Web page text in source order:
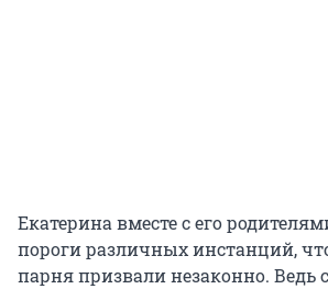
Екатерина вместе с его
пороги различных инстанций,
парня призвали незаконно. Ведь